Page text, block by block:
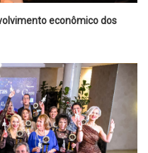
econômico dos